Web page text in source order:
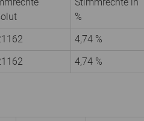
%
4,74 %
4,74 %